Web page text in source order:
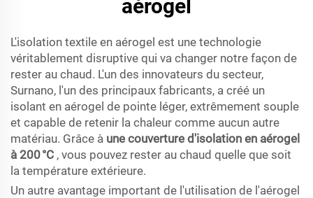
aérogel
L'isolation textile en aérogel est une technologie
véritablement disruptive qui va changer notre façon de
rester au chaud. L'un des innovateurs du secteur,
Surnano, l'un des principaux fabricants, a créé un
isolant en aérogel de pointe léger, extrêmement souple
et capable de retenir la chaleur comme aucun autre
matériau. Grâce à une couverture d'isolation en aérogel
à 200 °C , vous pouvez rester au chaud quelle que soit
la température extérieure.
Un autre avantage important de l'utilisation de l'aérogel